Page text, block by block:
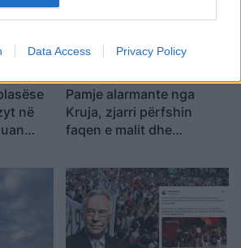
Data Access Privacy Policy
në
Pamje alarmante nga
Kruja, zjarri përfshin
faqen e malit dhe
biznese